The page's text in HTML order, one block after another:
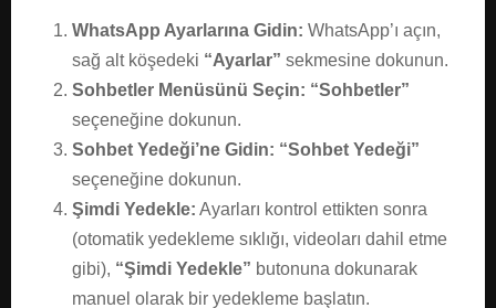
WhatsApp Ayarlarına Gidin: WhatsApp’ı açın,
sağ alt köşedeki “Ayarlar” sekmesine dokunun.
Sohbetler Menüsünü Seçin: “Sohbetler”
seçeneğine dokunun.
Sohbet Yedeği’ne Gidin: “Sohbet Yedeği”
seçeneğine dokunun.
Şimdi Yedekle: Ayarları kontrol ettikten sonra
(otomatik yedekleme sıklığı, videoları dahil etme
gibi), “Şimdi Yedekle” butonuna dokunarak
manuel olarak bir yedekleme başlatın.